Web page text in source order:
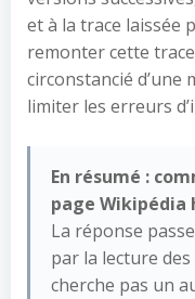
et à la trace laissée
remonter cette
circonstancié d’une
limiter les erreurs
En résumé :
page Wikipédia
La réponse
par la lecture
cherche pas un